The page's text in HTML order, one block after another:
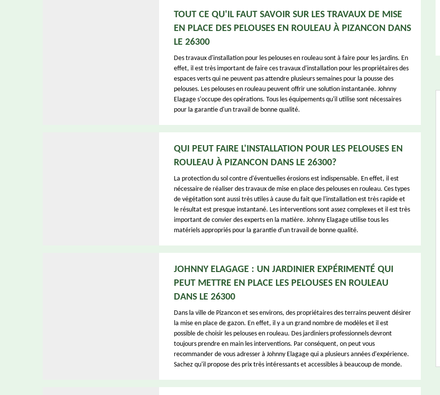
TOUT CE QU'IL FAUT SAVOIR SUR LES TRAVAUX DE MISE
EN PLACE DES PELOUSES EN ROULEAU À PIZANCON DANS
LE 26300
Des travaux d'installation pour les pelouses en rouleau sont à faire pour les jardins. En
effet, il est très important de faire ces travaux d'installation pour les propriétaires des
espaces verts qui ne peuvent pas attendre plusieurs semaines pour la pousse des
pelouses. Les pelouses en rouleau peuvent offrir une solution instantanée. Johnny
Elagage s'occupe des opérations. Tous les équipements qu'il utilise sont nécessaires
pour la garantie d'un travail de bonne qualité.
QUI PEUT FAIRE L'INSTALLATION POUR LES PELOUSES EN
ROULEAU À PIZANCON DANS LE 26300?
La protection du sol contre d'éventuelles érosions est indispensable. En effet, il est
nécessaire de réaliser des travaux de mise en place des pelouses en rouleau. Ces types
de végétation sont aussi très utiles à cause du fait que l'installation est très rapide et
le résultat est presque instantané. Les interventions sont assez complexes et il est très
important de convier des experts en la matière. Johnny Elagage utilise tous les
matériels appropriés pour la garantie d'un travail de bonne qualité.
JOHNNY ELAGAGE : UN JARDINIER EXPÉRIMENTÉ QUI
PEUT METTRE EN PLACE LES PELOUSES EN ROULEAU
DANS LE 26300
Dans la ville de Pizancon et ses environs, des propriétaires des terrains peuvent désirer
la mise en place de gazon. En effet, il y a un grand nombre de modèles et il est
possible de choisir les pelouses en rouleau. Des jardiniers professionnels devront
toujours prendre en main les interventions. Par conséquent, on peut vous
recommander de vous adresser à Johnny Elagage qui a plusieurs années d'expérience.
Sachez qu'il propose des prix très intéressants et accessibles à beaucoup de monde.